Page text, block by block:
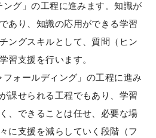
グ」の工程に進みます。知識が
あり、知識の応用ができる学習
ングスキルとして、質問（ヒン
習支援を行います。
ォールディング」の工程に進み
課せられる工程でもあり、学習
、できることは任せ、必要な場
に支援を減らしていく段階（フ